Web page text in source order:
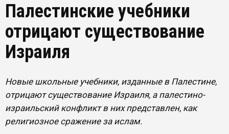
Палестинские учебники
отрицают существование
Израиля
Новые школьные учебники, изданные в Палестине,
отрицают существование Израиля, а палестино-
израильский конфликт в них представлен, как
религиозное сражение за ислам.